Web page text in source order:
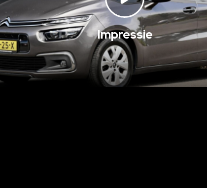
Impressie